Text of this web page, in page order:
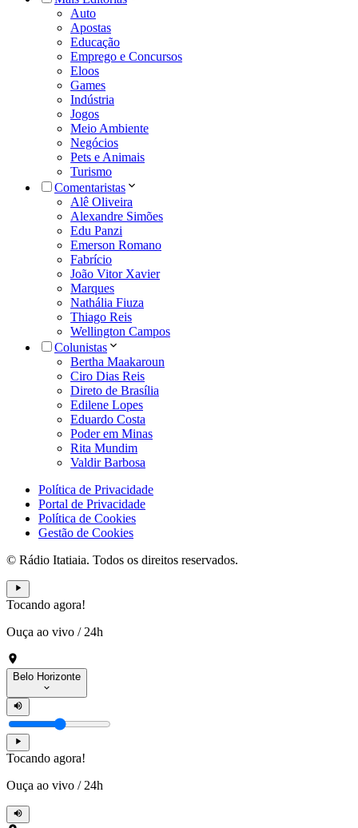
Auto
Apostas
Educação
Emprego e Concursos
Eloos
Games
Indústria
Jogos
Meio Ambiente
Negócios
Pets e Animais
Turismo
Comentaristas
Alê Oliveira
Alexandre Simões
Edu Panzi
Emerson Romano
Fabrício
João Vitor Xavier
Marques
Nathália Fiuza
Thiago Reis
Wellington Campos
Colunistas
Bertha Maakaroun
Ciro Dias Reis
Direto de Brasília
Edilene Lopes
Eduardo Costa
Poder em Minas
Rita Mundim
Valdir Barbosa
Política de Privacidade
Portal de Privacidade
Política de Cookies
Gestão de Cookies
© Rádio Itatiaia. Todos os direitos reservados.
Tocando agora!
Ouça ao vivo / 24h
Belo Horizonte
Tocando agora!
Ouça ao vivo / 24h